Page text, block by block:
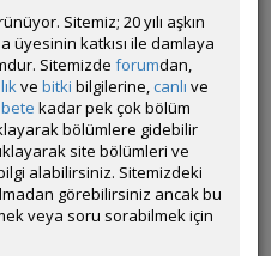
10:55
arasında yem parçası
hala çıkmadı ne
üyelerimiz görebilir
Sitemiz; 20 yılı aşkın
üyesinin katkısı ile damlaya
Sitemizde forumdan,
ve bitki bilgilerine, canlı ve
kadar pek çok bölüm
bölümlere gidebilir
site bölümleri ve
alabilirsiniz. Sitemizdeki
görebilirsiniz ancak bu
veya soru sorabilmek için